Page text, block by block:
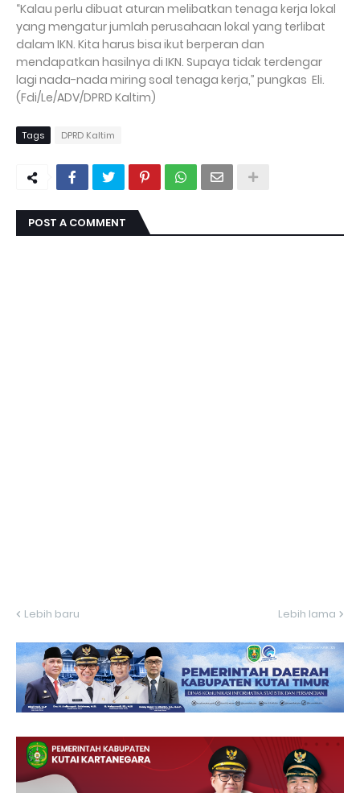
“Kalau perlu dibuat aturan melibatkan tenaga kerja lokal
yang mengatur jumlah perusahaan lokal yang terlibat
dalam IKN. Kita harus bisa ikut berperan dan
mendapatkan hasilnya di IKN. Supaya tidak terdengar
lagi nada-nada miring soal tenaga kerja,” pungkas Eli.
(Fdi/Le/ADV/DPRD Kaltim)
Tags DPRD Kaltim
POST A COMMENT
Lebih baru Lebih lama